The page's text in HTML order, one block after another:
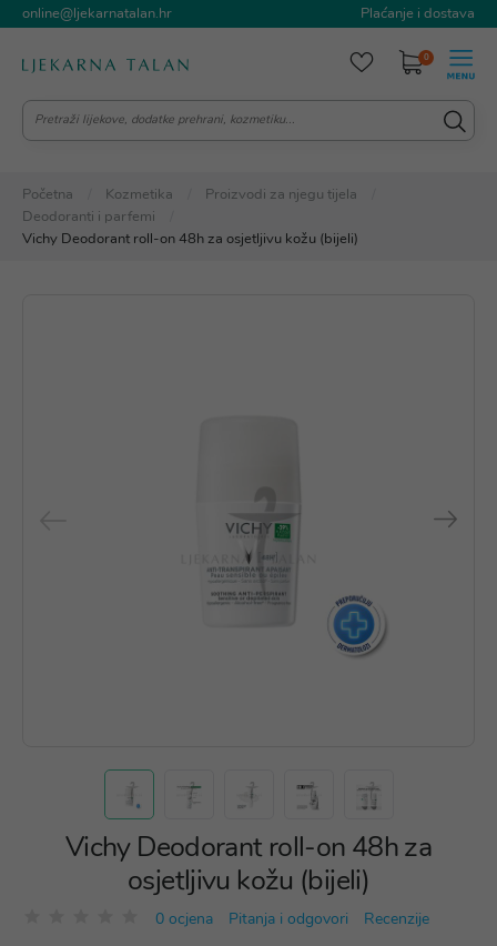
online@ljekarnatalan.hr Plaćanje i dostava
0
Početna Kozmetika
Proizvodi za njegu tijela
Deodoranti i parfemi
Vichy Deodorant roll-on 48h za osjetljivu kožu (bijeli)
Vichy Deodorant roll-on 48h za
osjetljivu kožu (bijeli)
0 ocjena Pitanja i odgovori Recenzije